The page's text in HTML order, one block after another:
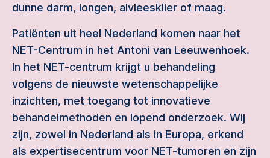
dunne darm, longen, alvleesklier of maag.
Patiënten uit heel Nederland komen naar het
NET-Centrum in het Antoni van Leeuwenhoek.
In het NET-centrum krijgt u behandeling
volgens de nieuwste wetenschappelijke
inzichten, met toegang tot innovatieve
behandelmethoden en lopend onderzoek. Wij
zijn, zowel in Nederland als in Europa, erkend
als expertisecentrum voor NET-tumoren en zijn